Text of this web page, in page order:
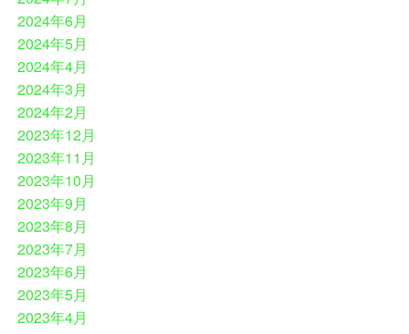
2024年6月
2024年5月
2024年4月
2024年3月
2024年2月
2023年12月
2023年11月
2023年10月
2023年9月
2023年8月
2023年7月
2023年6月
2023年5月
2023年4月